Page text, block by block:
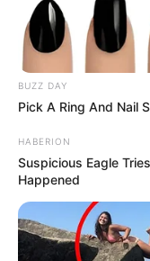
BUZZ DAY
Pick A Ring And Nail
HABERION
Suspicious Eagle
Happened